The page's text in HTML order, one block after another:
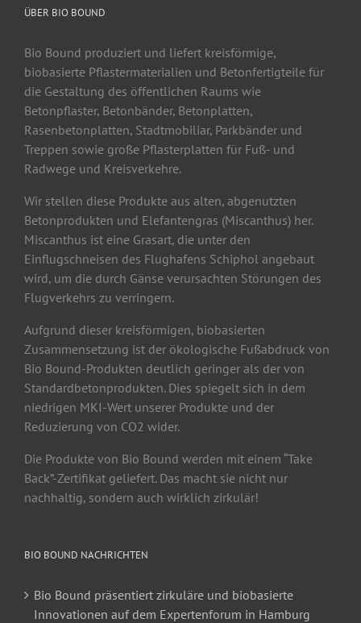
ÜBER BIO BOUND
Bio Bound produziert und liefert kreisförmige,
biobasierte Pflastermaterialien und Betonfertigteile für
die Gestaltung des öffentlichen Raums wie
Betonpflaster, Betonbänder, Betonplatten,
Rasenbetonplatten, Stadtmobiliar, Parkbänder und
Treppen sowie große Pflasterplatten für Fuß- und
Radwege und Kreisverkehre.
Wir stellen diese Produkte aus alten, abgenutzten
Betonprodukten und Elefantengras (Miscanthus) her.
Miscanthus ist eine Grasart, die unter den
Einflugschneisen des Flughafens Schiphol angebaut
wird, um die durch Gänse verursachten Störungen des
Flugverkehrs zu verringern.
Aufgrund dieser kreisförmigen, biobasierten
Zusammensetzung ist der ökologische Fußabdruck von
Bio Bound-Produkten deutlich geringer als der von
Standardbetonprodukten. Dies spiegelt sich in dem
niedrigen MKI-Wert unserer Produkte und der
Reduzierung von CO2 wider.
Die Produkte von Bio Bound werden mit einem “Take
Back”-Zertifikat geliefert. Das macht sie nicht nur
nachhaltig, sondern auch wirklich zirkulär!
BIO BOUND NACHRICHTEN
Bio Bound präsentiert zirkuläre und biobasierte
Innovationen auf dem Expertenforum in Hamburg